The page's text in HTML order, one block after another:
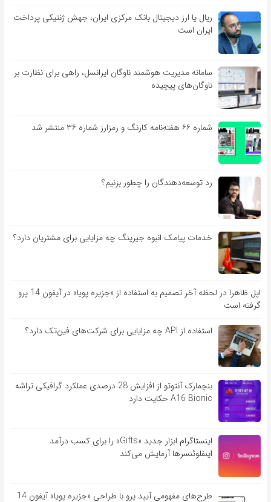
ریال یا ارز دیجیتال بانک مرکزی ایران، جهش ژنتیکی پرداخت
ایران است
سامانه مدیریت هوشمند ناوگان ایرانسل، راهی برای نظارت بر
ناوگان‌های پیچیده
شماره ۶۶ هفته‌نامه کارنگ و رمزارز شماره ۳۶ منتشر شد
رد توسعه‌دهندگان را چطور بزنیم؟
خدمات پیامک انبوه جیرینگ چه مزایایی برای مشتریان دارد؟
اپل ظاهرا در لحظه آخر تصمیم به استفاده از «جزیره پویا» در آیفون 14 پرو
گرفته است
استفاده از API چه مزایایی برای شرکت‌های فین‌تک دارد؟
بنچمارک آنتوتو از افزایش 28 درصدی عملکرد گرافیکی تراشه
A16 Bionic حکایت دارد
اینستاگرام ابزار جدید «Gifts» را برای کسب درآمد
اینفلوئنسرها آزمایش می‌کند
طرح‌های مفهومی آیپد پرو با طراحی «جزیره پویا» آیفون 14